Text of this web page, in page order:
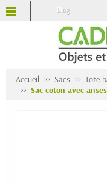
Blog
Accueil Sacs
Tote-
Sac coton avec